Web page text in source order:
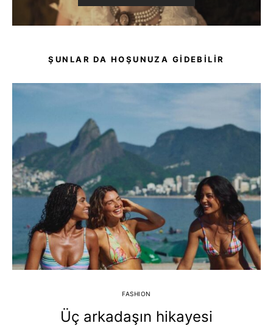
ŞUNLAR DA HOŞUNUZA GIDEBILIR
FASHION
Üç arkadaşın hikayesi